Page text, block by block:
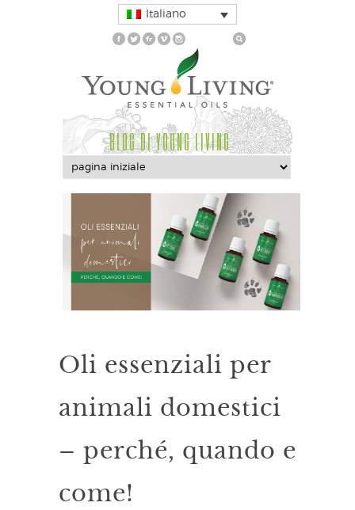
Italiano
BLOG DI YOUNG LIVING
Oli essenziali per
animali domestici
– perché, quando e
come!